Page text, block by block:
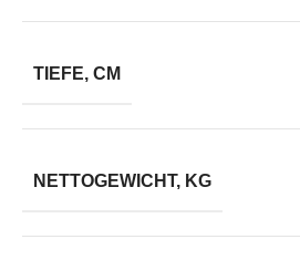
TIEFE, CM
NETTOGEWICHT, KG